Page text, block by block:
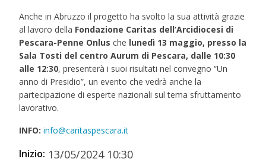
Anche in Abruzzo il progetto ha svolto la sua attività grazie
al lavoro della Fondazione Caritas dell’Arcidiocesi di
Pescara-Penne Onlus che lunedì 13 maggio, presso la
Sala Tosti del centro Aurum di Pescara, dalle 10:30
alle 12:30, presenterà i suoi risultati nel convegno “Un
anno di Presidio”, un evento che vedrà anche la
partecipazione di esperte nazionali sul tema sfruttamento
lavorativo.
INFO:info@caritaspescara.it
Inizio: 13/05/2024 10:30